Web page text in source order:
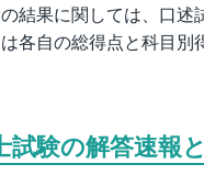
結果に関しては、口
各自の総得点と科目
試験の解答速報